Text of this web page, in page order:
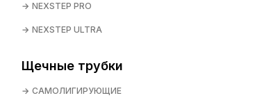
NEXSTEP PRO
NEXSTEP ULTRA
Щечные трубки
САМОЛИГИРУЮЩИЕ